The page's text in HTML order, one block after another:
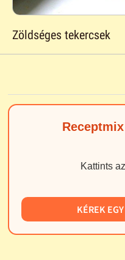
Zöldséges tekercsek
Kattints
KÉREK